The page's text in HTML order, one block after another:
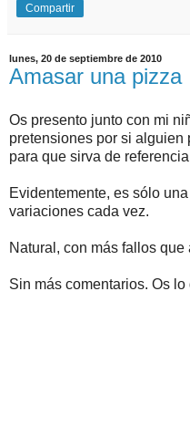
Compartir
lunes, 20 de septiembre de 2010
Amasar una pizza
Os presento junto con mi
pretensiones por si alguien
para que sirva de
Evidentemente, es sólo
variaciones cada vez.
Natural, con más fallos que
Sin más comentarios. Os lo